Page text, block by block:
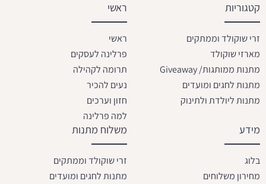
קטגוריות
זרי שוקולד וממתקים
מארזי שוקולד
מתנות ממותגות/ Giveaway
מתנות לחגים ומועדים
מתנות ליולדת ולתינוק
ראשי
ראשי
פרלינה לעסקים
תרומה לקהילה
נעים להכיר
חזון וערכים
למה פרלינה
מידע
בלוג
מחירון משלוחים
משלוח מתנות
זרי שוקולד וממתקים
מתנות לחגים ומועדים